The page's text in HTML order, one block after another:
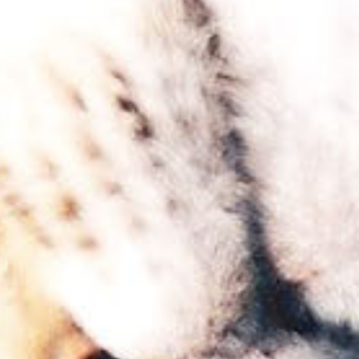
造就專業，以雙手守